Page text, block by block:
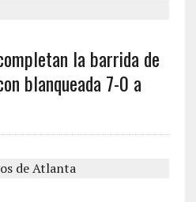
la barrida de
blanqueada 7-0 a